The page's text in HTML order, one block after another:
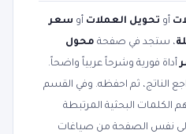
أو تحويل العملات أو سعر
، ستجد في صفحة محول
أداة فورية وشرحاً عربياً واضحاً.
الناتج، ثم احفظه. وفي القسم
الكلمات البحثية المرتبطة
نفس الصفحة من صياغات